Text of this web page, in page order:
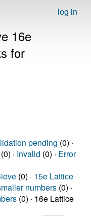
log in
16e
for
pending (0) ·
(0) · Invalid (0) · Error
(0) · 15e Lattice
numbers (0) ·
(0) · 16e Lattice